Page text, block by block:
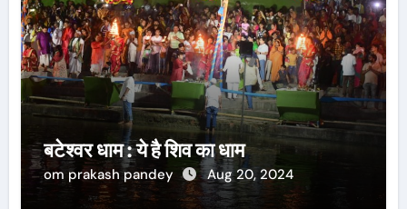
बटेश्वर धाम : ये है शिव का धाम
om prakash pandey Aug 20, 2024